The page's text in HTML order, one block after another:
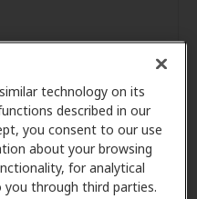
technology on its
described in our
you consent to our use
about your browsing
for analytical
through third parties.